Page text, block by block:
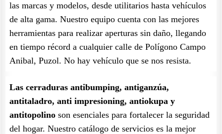
las marcas y modelos, desde utilitarios hasta vehículos
de alta gama. Nuestro equipo cuenta con las mejores
herramientas para realizar aperturas sin daño, llegando
en tiempo récord a cualquier calle de Polígono Campo
Anibal, Puzol. No hay vehículo que se nos resista.
Las cerraduras antibumping, antiganzúa,
antitaladro, anti impresioning, antiokupa y
antitopolino son esenciales para fortalecer la seguridad
del hogar. Nuestro catálogo de servicios es la mejor